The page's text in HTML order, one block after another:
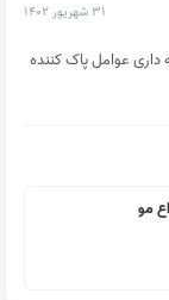
۳۱ شهریور ۱۴۰۲
داری عوامل پاک کننده
مو